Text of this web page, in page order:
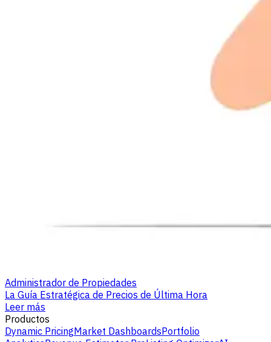
Administrador de Propiedades
La Guía Estratégica de Precios de Última Hora
Leer más
Productos
Dynamic PricingMarket DashboardsPortfolio